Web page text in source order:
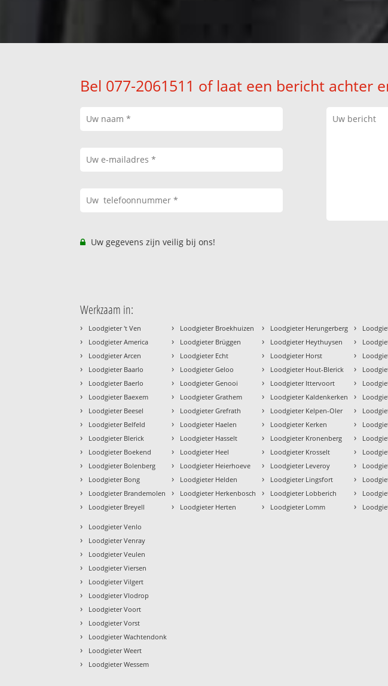
Bel 077-2061511 of laat een bericht achter
Uw gegevens zijn veilig bij ons!
Werkzaam in:
› Loodgieter 't Ven
› Loodgieter America
› Loodgieter Arcen
› Loodgieter Baarlo
› Loodgieter Baerlo
› Loodgieter Baexem
› Loodgieter Beesel
› Loodgieter Belfeld
› Loodgieter Blerick
› Loodgieter Boekend
› Loodgieter Bolenberg
› Loodgieter Bong
› Loodgieter Brandemolen
› Loodgieter Breyell
› Loodgieter Broekhuizen
› Loodgieter Brüggen
› Loodgieter Echt
› Loodgieter Geloo
› Loodgieter Genooi
› Loodgieter Grathem
› Loodgieter Grefrath
› Loodgieter Haelen
› Loodgieter Hasselt
› Loodgieter Heel
› Loodgieter Heierhoeve
› Loodgieter Helden
› Loodgieter Herkenbosch
› Loodgieter Herten
› Loodgieter Herungerberg
› Loodgieter Heythuysen
› Loodgieter Horst
› Loodgieter Hout-Blerick
› Loodgieter Ittervoort
› Loodgieter Kaldenkerken
› Loodgieter Kelpen-Oler
› Loodgieter Kerken
› Loodgieter Kronenberg
› Loodgieter Krosselt
› Loodgieter Leveroy
› Loodgieter Lingsfort
› Loodgieter Lobberich
› Loodgieter Lomm
›
›
›
›
›
›
›
›
›
›
›
›
›
›
› Loodgieter Venlo
› Loodgieter Venray
› Loodgieter Veulen
› Loodgieter Viersen
› Loodgieter Vilgert
› Loodgieter Vlodrop
› Loodgieter Voort
› Loodgieter Vorst
› Loodgieter Wachtendonk
› Loodgieter Weert
› Loodgieter Wessem